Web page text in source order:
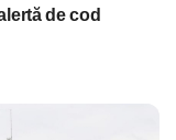
de cod